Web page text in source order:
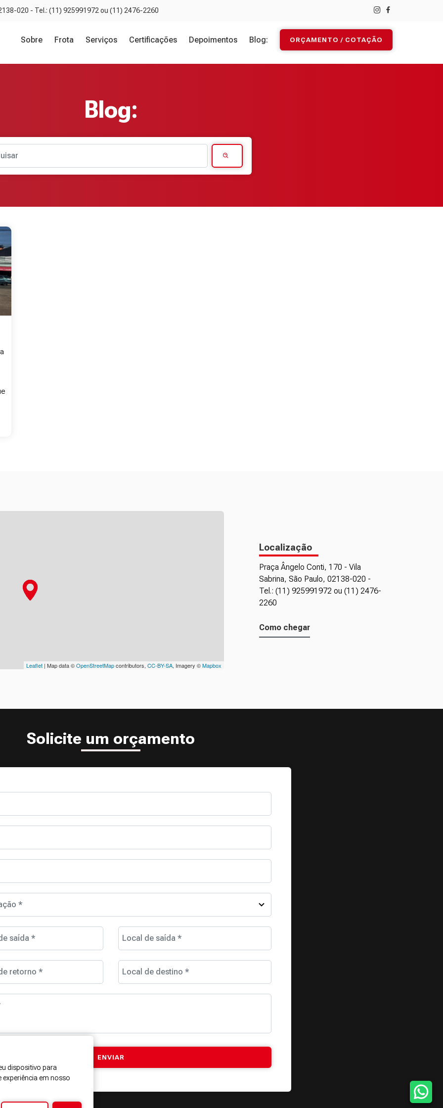
020 - Tel.: (11) 925991972 ou (11) 2476-2260
Sobre Frota Serviços Certificações Depoimentos Blog: ORÇAMENTO / COTAÇÃO
Blog:
Leaflet| Map data ©OpenStreetMapcontributors, CC-BY-SA, Imagery ©Mapbox
Localização
Praça Ângelo Conti, 170 - Vila
Sabrina, São Paulo, 02138-020 -
Tel.: (11) 925991972 ou (11) 2476-
2260
Como chegar
Solicite um orçamento
*
saída * Local de saída *
retorno * Local de destino *
dispositivo para
em nosso